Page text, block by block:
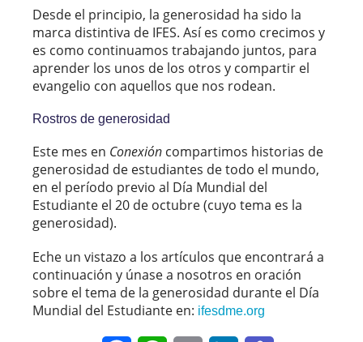
Desde el principio, la generosidad ha sido la
marca distintiva de IFES. Así es como crecimos y
es como continuamos trabajando juntos, para
aprender los unos de los otros y compartir el
evangelio con aquellos que nos rodean.
Rostros de generosidad
Este mes en Conexión compartimos historias de
generosidad de estudiantes de todo el mundo,
en el período previo al Día Mundial del
Estudiante el 20 de octubre (cuyo tema es la
generosidad).
Eche un vistazo a los artículos que encontrará a
continuación y únase a nosotros en oración
sobre el tema de la generosidad durante el Día
Mundial del Estudiante en: ifesdme.org